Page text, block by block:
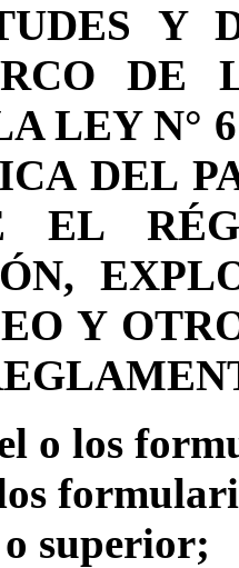
Y
DE
LEY N°
DEL
EL
Y
o los
superior;